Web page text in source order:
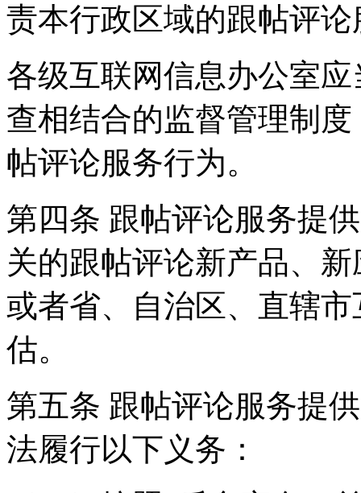
责本行政区域的跟帖评
各级互联网信息办公室
查相结合的监督管理制
帖评论服务行为。
第四条 跟帖评论服务提
关的跟帖评论新产品、
或者省、自治区、直辖
估。
第五条 跟帖评论服务提
法履行以下义务：